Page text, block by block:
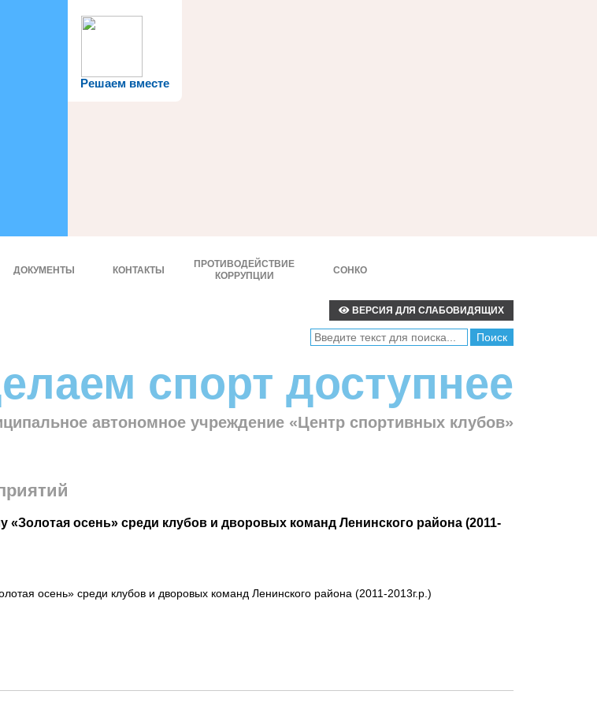
Решаем вместе
ДОКУМЕНТЫ КОНТАКТЫ
ПРОТИВОДЕЙСТВИЕ
КОРРУПЦИИ
СОНКО
ВЕРСИЯ ДЛЯ СЛАБОВИДЯЩИХ
спорт доступнее
автономное учреждение «Центр спортивных клубов»
«Золотая осень» среди клубов и дворовых команд Ленинского района (2011-
осень» среди клубов и дворовых команд Ленинского района (2011-2013г.р.)